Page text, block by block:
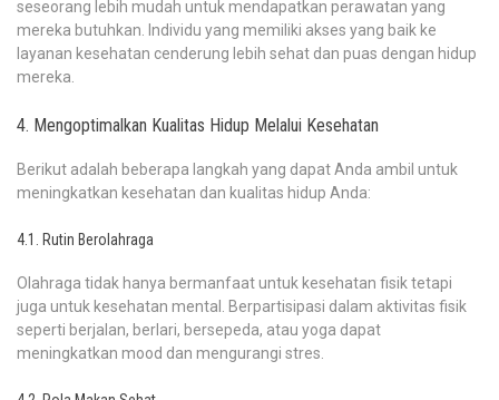
seseorang lebih mudah untuk mendapatkan perawatan yang
mereka butuhkan. Individu yang memiliki akses yang baik ke
layanan kesehatan cenderung lebih sehat dan puas dengan hidup
mereka.
4. Mengoptimalkan Kualitas Hidup Melalui Kesehatan
Berikut adalah beberapa langkah yang dapat Anda ambil untuk
meningkatkan kesehatan dan kualitas hidup Anda:
4.1. Rutin Berolahraga
Olahraga tidak hanya bermanfaat untuk kesehatan fisik tetapi
juga untuk kesehatan mental. Berpartisipasi dalam aktivitas fisik
seperti berjalan, berlari, bersepeda, atau yoga dapat
meningkatkan mood dan mengurangi stres.